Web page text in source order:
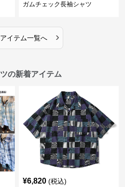
ガムチェック長袖シャツ
イテム一覧へ ›
の新着アイテム
¥6,820 (税込)